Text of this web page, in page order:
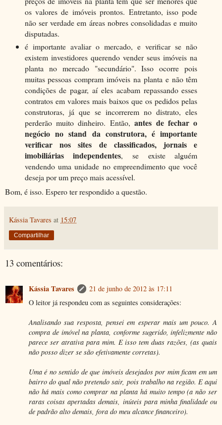
os valores de imóveis prontos. Entretanto, isso pode
não ser verdade em áreas nobres consolidadas e muito
disputadas.
é importante avaliar o mercado, e verificar se não
existem investidores querendo vender seus imóveis na
planta no mercado "secundário". Isso ocorre pois
muitas pessoas compram imóveis na planta e não têm
condições de pagar, aí eles acabam repassando esses
contratos em valores mais baixos que os pedidos pelas
construtoras, já que se incorrerem no distrato, eles
perderão muito dinheiro. Então,antes de fechar o
negócio no stand da construtora, é importante
verificar nos sites de classificados, jornais e
imobiliárias independentes, se existe alguém
vendendo uma unidade no empreendimento que você
deseja por um preço mais acessível.
Bom, é isso. Espero ter respondido a questão.
Kássia Tavares at 15:07
Compartilhar
13 comentários:
Kássia Tavares
21 de junho de 2012 às 17:11
O leitor já respondeu com as seguintes considerações:
Analisando sua resposta, pensei em esperar mais um pouco. A
compra de imóvel na planta, conforme sugerido, infelizmente não
parece ser atrativa para mim. E isso tem duas razões, (as quais
não posso dizer se são efetivamente corretas).
Uma é no sentido de que imóveis desejados por mim ficam em um
bairro do qual não pretendo sair, pois trabalho na região. E aqui
não há mais como comprar na planta há muito tempo (a não ser
raras coisas apertadas demais, inúteis para minha finalidade ou
de padrão alto demais, fora do meu alcance financeiro).